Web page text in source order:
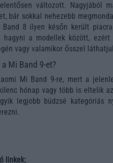
változott. Nagyjából
bár sokkal nehezebb
Band 8 ilyen későn került
hagyni a modellek között,
vagy valamikor ősszel
Mi Band 9-et?
Mi Band 9-re, mert a
hónap vagy több is eltelik
legjobb büdzsé kategóriás
linkek: